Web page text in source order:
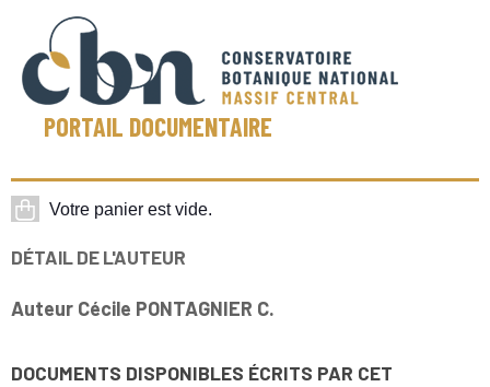
PORTAIL DOCUMENTAIRE
DÉTAIL DE L'AUTEUR
Auteur Cécile PONTAGNIER C.
DOCUMENTS DISPONIBLES ÉCRITS PAR CET